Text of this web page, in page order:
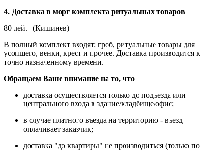
4. Доставка в морг комплекта ритуальных товаров
80 лей. (Кишинев)
В полный комплект входят: гроб, ритуальные товары для
усопшего, венки, крест и прочее. Доставка производится к
точно назначенному времени.
Обращаем Ваше внимание на то, что
доставка осуществляется только до подъезда или
центрального входа в здание/кладбище/офис;
в случае платного въезда на территорию - въезд
оплачивает заказчик;
доставка "до квартиры" не производиться (только по